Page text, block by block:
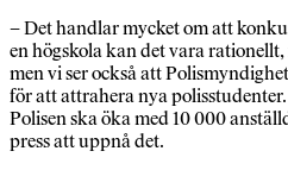
– Det handlar mycket om att
en högskola kan det vara
men vi ser också att
för att attrahera nya
Polisen ska öka med 10 000
press att uppnå det.